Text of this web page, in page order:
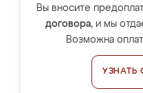
Вы вносите
договора, и мы
Возможна
УЗНАТЬ